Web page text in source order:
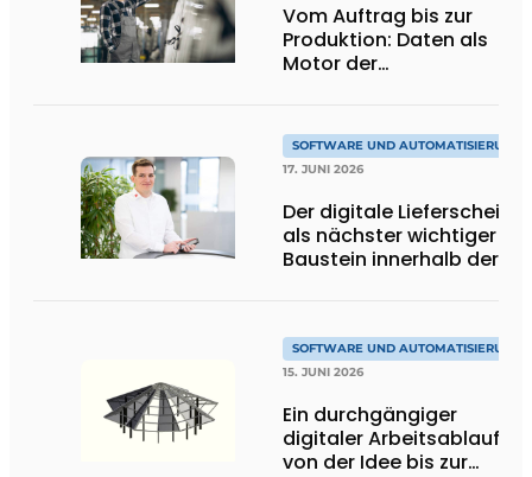
Vom Auftrag bis zur
Produktion: Daten als
Motor der
SOFTWARE UND AUTOMATISIERUNG
17. JUNI 2026
Der digitale Lieferschein
als nächster wichtiger
Baustein innerhalb der
SOFTWARE UND AUTOMATISIERUNG
15. JUNI 2026
Ein durchgängiger
digitaler Arbeitsablauf
von der Idee bis zur